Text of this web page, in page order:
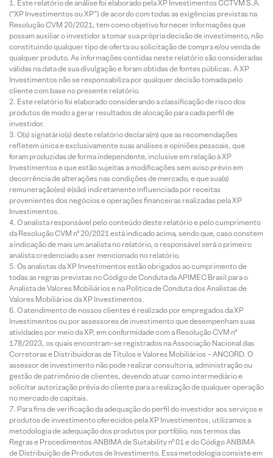
Este relatório de análise foi elaborado pela XP Investimentos CCTVM S.A.
(“XP Investimentos ou XP”) de acordo com todas as exigências previstas na
Resolução CVM 20/2021, tem como objetivo fornecer informações que
possam auxiliar o investidor a tomar sua própria decisão de investimento, não
constituindo qualquer tipo de oferta ou solicitação de compra e/ou venda de
qualquer produto. As informações contidas neste relatório são consideradas
válidas na data de sua divulgação e foram obtidas de fontes públicas. A XP
Investimentos não se responsabiliza por qualquer decisão tomada pelo
cliente com base no presente relatório.
Este relatório foi elaborado considerando a classificação de risco dos
produtos de modo a gerar resultados de alocação para cada perfil de
investidor.
O(s) signatário(s) deste relatório declara(m) que as recomendações
refletem única e exclusivamente suas análises e opiniões pessoais, que
foram produzidas de forma independente, inclusive em relação à XP
Investimentos e que estão sujeitas a modificações sem aviso prévio em
decorrência de alterações nas condições de mercado, e que sua(s)
remuneração(es) é(são) indiretamente influenciada por receitas
provenientes dos negócios e operações financeiras realizadas pela XP
Investimentos.
O analista responsável pelo conteúdo deste relatório e pelo cumprimento
da Resolução CVM nº 20/2021 está indicado acima, sendo que, caso constem
a indicação de mais um analista no relatório, o responsável será o primeiro
analista credenciado a ser mencionado no relatório.
Os analistas da XP Investimentos estão obrigados ao cumprimento de
todas as regras previstas no Código de Conduta da APIMEC Brasil para o
Analista de Valores Mobiliários e na Política de Conduta dos Analistas de
Valores Mobiliários da XP Investimentos.
O atendimento de nossos clientes é realizado por empregados da XP
Investimentos ou por assessores de investimento que desempenham suas
atividades por meio da XP, em conformidade com a Resolução CVM nº
178/2023, os quais encontram-se registrados na Associação Nacional das
Corretoras e Distribuidoras de Títulos e Valores Mobiliários – ANCORD. O
assessor de investimento não pode realizar consultoria, administração ou
gestão de patrimônio de clientes, devendo atuar como intermediário e
solicitar autorização prévia do cliente para a realização de qualquer operação
no mercado de capitais.
Para fins de verificação da adequação do perfil do investidor aos serviços e
produtos de investimento oferecidos pela XP Investimentos, utilizamos a
metodologia de adequação dos produtos por portfólio, nos termos das
Regras e Procedimentos ANBIMA de Suitability nº 01 e do Código ANBIMA
de Distribuição de Produtos de Investimento. Essa metodologia consiste em